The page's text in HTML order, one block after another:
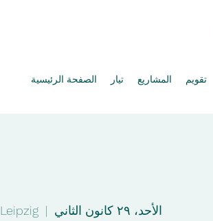
الصفحة الرئيسية تيار المشاريع تقويم
الأحد، ٢٩ كانون الثاني
  |
Leipzig